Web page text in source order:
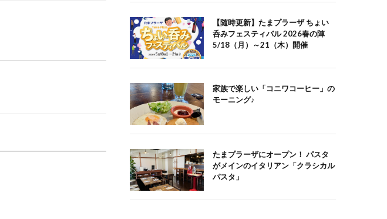
【随時更新】たまプラーザ ちょい
呑みフェスティバル 2026春の陣
5/18（月）～21（木）開催
家族で楽しい「コニワコーヒー」の
モーニング♪
たまプラーザにオープン！ パスタ
がメインのイタリアン「クラシカル
パスタ」